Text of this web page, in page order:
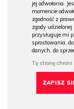
jej odwołania.
momencie
zgodność z
zgody
przysługuje mi
sprostowania,
danych, do